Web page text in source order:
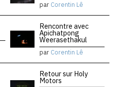
par Corentin Lê
Rencontre avec
Apichatpong
Weerasethakul
par Corentin Lê
Retour sur Holy
Motors